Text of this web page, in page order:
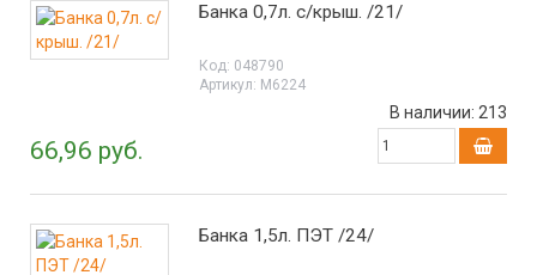
Банка 0,7л. с/крыш. /21/
Код: 048790
Артикул: М6224
66,96 руб.
В наличии: 213
Банка 1,5л. ПЭТ /24/